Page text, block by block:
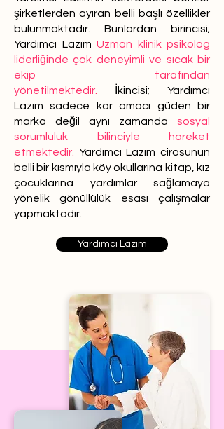
şirketlerden ayıran belli başlı özellikler
bulunmaktadır. Bunlardan birincisi;
Yardımcı Lazım Uzman klinik psikolog
liderliğinde çok deneyimli ve sıcak bir
ekip tarafından
yönetilmektedir.
İkincisi; Yardımcı
Lazım sadece kar amacı güden bir
marka değil aynı zamanda sosyal
sorumluluk bilinciyle hareket
etmektedir.
Yardımcı Lazım cirosunun
belli bir kısmıyla köy okullarına kitap, kız
çocuklarına yardımlar sağlamaya
yönelik gönüllülük esası çalışmalar
yapmaktadır.
Yardımcı Lazım